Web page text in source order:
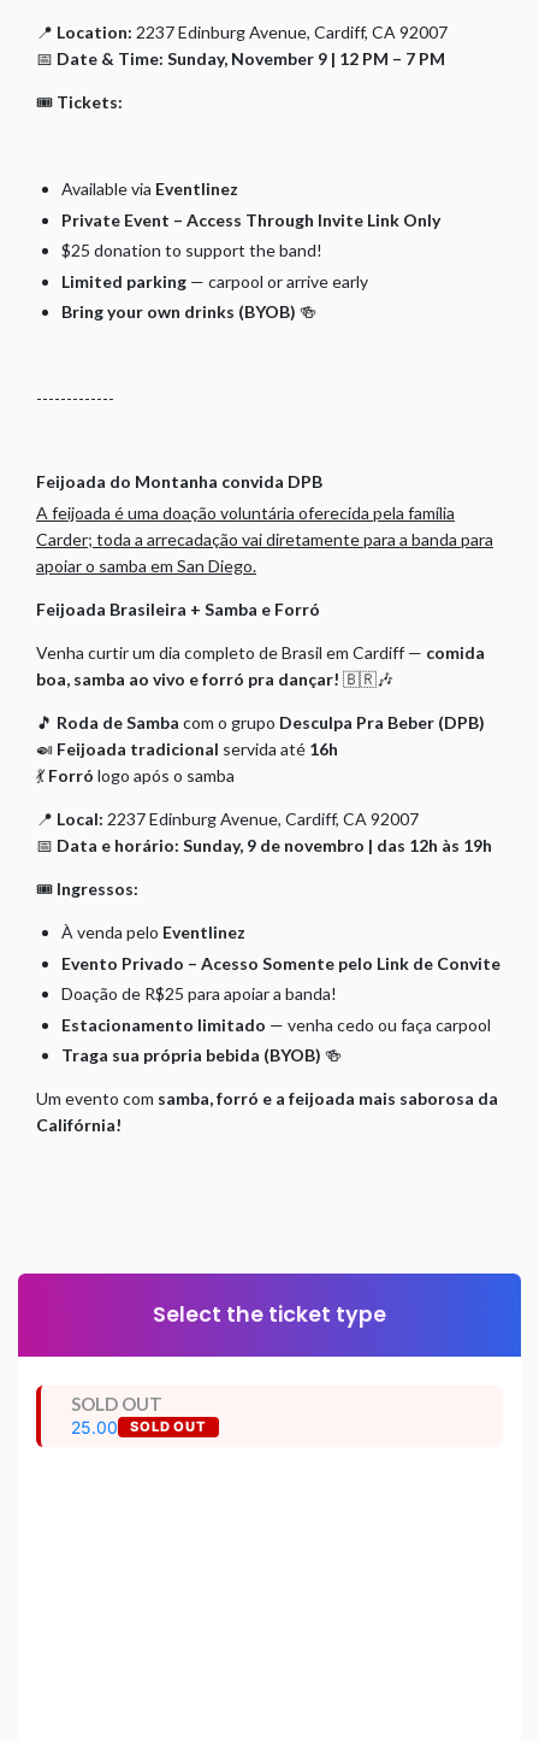
📍 Location: 2237 Edinburg Avenue, Cardiff, CA 92007
📅 Date & Time: Sunday, November 9 | 12 PM – 7 PM
🎟️ Tickets:
Available via Eventlinez
Private Event – Access Through Invite Link Only
$25 donation to support the band!
Limited parking — carpool or arrive early
Bring your own drinks (BYOB) 🍻
-------------
Feijoada do Montanha convida DPB
A feijoada é uma doação voluntária oferecida pela família
Carder; toda a arrecadação vai diretamente para a banda para
apoiar o samba em San Diego.
Feijoada Brasileira + Samba e Forró
Venha curtir um dia completo de Brasil em Cardiff — comida
boa, samba ao vivo e forró pra dançar! 🇧🇷🎶
🎵 Roda de Samba com o grupo Desculpa Pra Beber (DPB)
🍛 Feijoada tradicional servida até 16h
💃 Forró logo após o samba
📍 Local: 2237 Edinburg Avenue, Cardiff, CA 92007
📅 Data e horário: Sunday, 9 de novembro | das 12h às 19h
🎟️ Ingressos:
À venda pelo Eventlinez
Evento Privado – Acesso Somente pelo Link de Convite
Doação de R$25 para apoiar a banda!
Estacionamento limitado — venha cedo ou faça carpool
Traga sua própria bebida (BYOB) 🍻
Um evento com samba, forró e a feijoada mais saborosa da
Califórnia!
Select the ticket type
SOLD OUT
25.00 SOLD OUT